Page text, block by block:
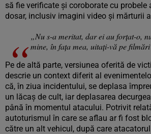
să fie verificate și coroborate cu probele
dosar, inclusiv imagini video și mărturii
„Nu s-a meritat, dar ei au forțat-o,
mine, în fața mea, uitați-vă pe
Pe de altă parte, versiunea oferită de
descrie un context diferit al
că, în ziua incidentului, se deplasa
un lăcaș de cult, iar deplasarea
până în momentul atacului. Potrivit
autoturismul în care se aflau ar fi fost
către un alt vehicul, după care